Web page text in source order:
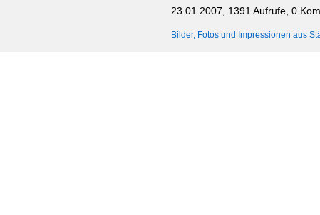
23.01.2007, 1391 Aufrufe, 0
Bilder, Fotos und Impressionen aus